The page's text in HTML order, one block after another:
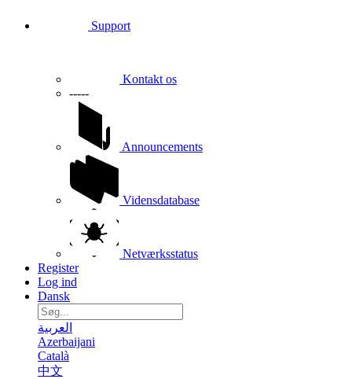
Support
Kontakt os
-----
Announcements
Vidensdatabase
Netværksstatus
Register
Log ind
Dansk
العربية
Azerbaijani
Català
中文